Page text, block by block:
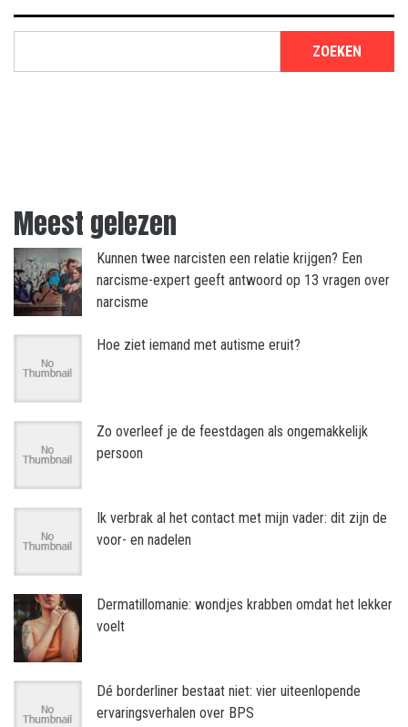
ZOEKEN
Meest gelezen
Kunnen twee narcisten een relatie krijgen? Een
narcisme-expert geeft antwoord op 13 vragen over
narcisme
Hoe ziet iemand met autisme eruit?
Zo overleef je de feestdagen als ongemakkelijk
persoon
Ik verbrak al het contact met mijn vader: dit zijn de
voor- en nadelen
Dermatillomanie: wondjes krabben omdat het lekker
voelt
Dé borderliner bestaat niet: vier uiteenlopende
ervaringsverhalen over BPS